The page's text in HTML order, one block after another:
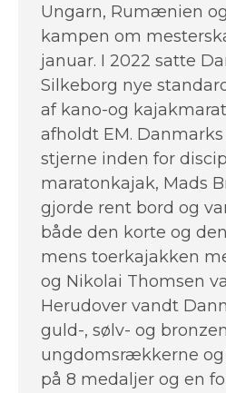
Ungarn, Rumænien
kampen om
januar. I 2022 satte
Silkeborg nye
af kano-og
afholdt EM.
stjerne inden for
maratonkajak, Mads
gjorde rent bord og
både den korte og
mens toerkajakken
og Nikolai Thomsen
Herudover vandt
guld-, sølv- og
ungdomsrækkerne
på 8 medaljer og en